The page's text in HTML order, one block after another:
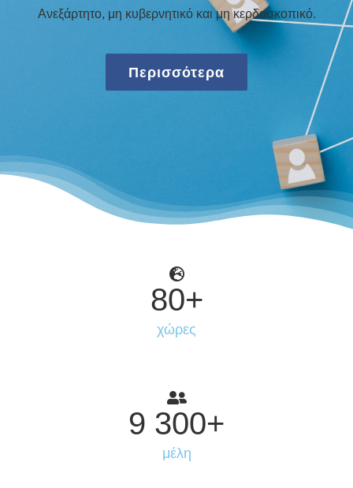
Ανεξάρτητο, μη κυβερνητικό και μη κερδοσκοπικό.
Περισσότερα
80+
χώρες
9 300+
μέλη